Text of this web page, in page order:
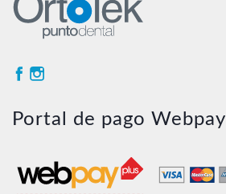
Portal de pago Webpay